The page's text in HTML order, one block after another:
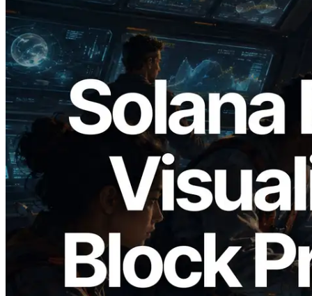
2026.05.24
Validators Solutions ra mắt Solana Block
Analyzer — Trực quan hóa thời gian tạo
block và validator phụ trách theo từng
slot
Đọc bài viết này